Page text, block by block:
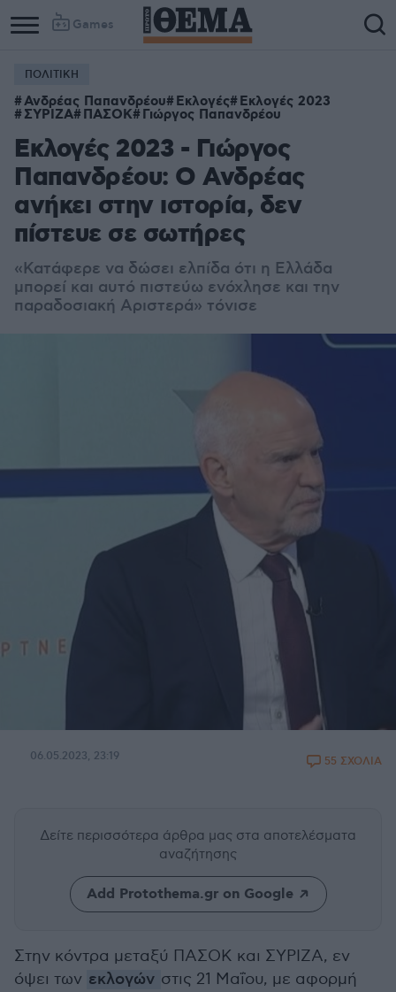
Games
ΠΟΛΙΤΙΚΗ
Ανδρέας Παπανδρέου Εκλογές Εκλογές 2023
ΣΥΡΙΖΑ ΠΑΣΟΚ Γιώργος Παπανδρέου
Εκλογές 2023 - Γιώργος
Παπανδρέου: Ο Ανδρέας
ανήκει στην ιστορία, δεν
πίστευε σε σωτήρες
«Κατάφερε να δώσει ελπίδα ότι η Ελλάδα
μπορεί και αυτό πιστεύω ενόχλησε και την
παραδοσιακή Αριστερά» τόνισε
06.05.2023, 23:19 55 ΣΧΟΛΙΑ
Δείτε περισσότερα άρθρα μας στα αποτελέσματα
αναζήτησης
Add Protothema.gr on Google
Στην κόντρα μεταξύ ΠΑΣΟΚ και ΣΥΡΙΖΑ, εν
όψει των εκλογών στις 21 Μαΐου, με αφορμή